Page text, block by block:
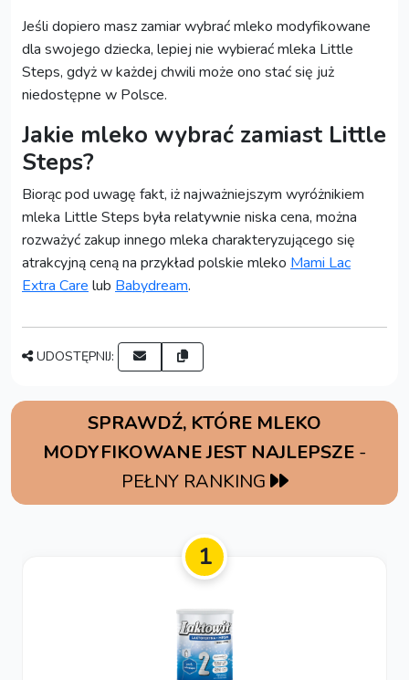
Jeśli dopiero masz zamiar wybrać mleko modyfikowane
dla swojego dziecka, lepiej nie wybierać mleka Little
Steps, gdyż w każdej chwili może ono stać się już
niedostępne w Polsce.
Jakie mleko wybrać zamiast Little
Steps?
Biorąc pod uwagę fakt, iż najważniejszym wyróżnikiem
mleka Little Steps była relatywnie niska cena, można
rozważyć zakup innego mleka charakteryzującego się
atrakcyjną ceną na przykład polskie mleko Mami Lac
Extra Care lub Babydream.
UDOSTĘPNIJ:
SPRAWDŹ, KTÓRE MLEKO
MODYFIKOWANE JEST NAJLEPSZE -
PEŁNY RANKING
1